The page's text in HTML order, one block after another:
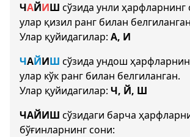
ЧАЙИШ сўзида унли ҳарфларнинг
улар қизил ранг билан
Улар қуйидагилар: А, И
ЧАЙИШ сўзида ундош
улар кўк ранг билан белгиланган.
Улар қуйидагилар: Ч, Й, Ш
ЧАЙИШ сўзидаги барча
бўғинларнинг сони: